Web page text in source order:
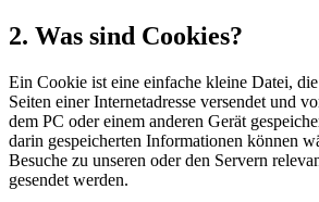
2. Was sind Cookies?
Ein Cookie ist eine einfache kleine Datei,
Seiten einer Internetadresse versendet und
dem PC oder einem anderen Gerät
darin gespeicherten Informationen können
Besuche zu unseren oder den Servern
gesendet werden.